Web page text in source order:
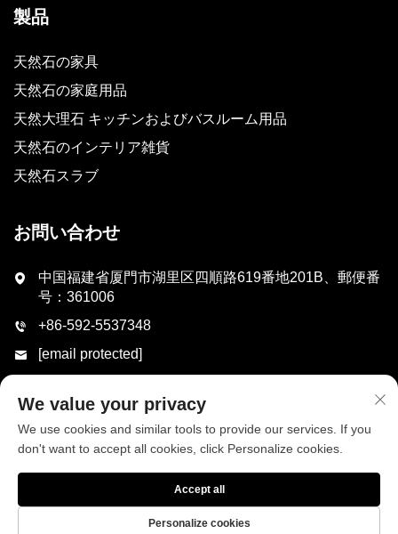
製品
天然石の家具
天然石の家庭用品
天然大理石 キッチンおよびバスルーム用品
天然石のインテリア雑貨
天然石スラブ
お問い合わせ
中国福建省厦門市湖里区四順路619番地201B、郵便番
号：361006
+86-592-5537348
[email protected]
We value your privacy
We use cookies and similar tools to provide our services. If you
don't want to accept all cookies, click Personalize cookies.
Personalize cookies
Accept all